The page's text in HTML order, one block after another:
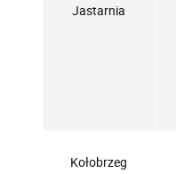
Jastarnia
Kołobrzeg